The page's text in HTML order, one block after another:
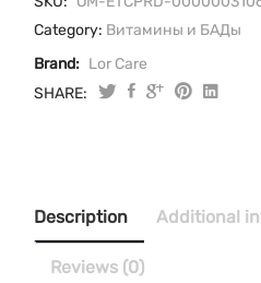
quantity
Category: Витамины и БАДы
Brand: Lor Care
SHARE:
Description Additional
Reviews (0)